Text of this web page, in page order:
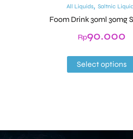
All Liquids,Saltnic
Foom Drink 30ml 30mg
Rp90.000
Select options